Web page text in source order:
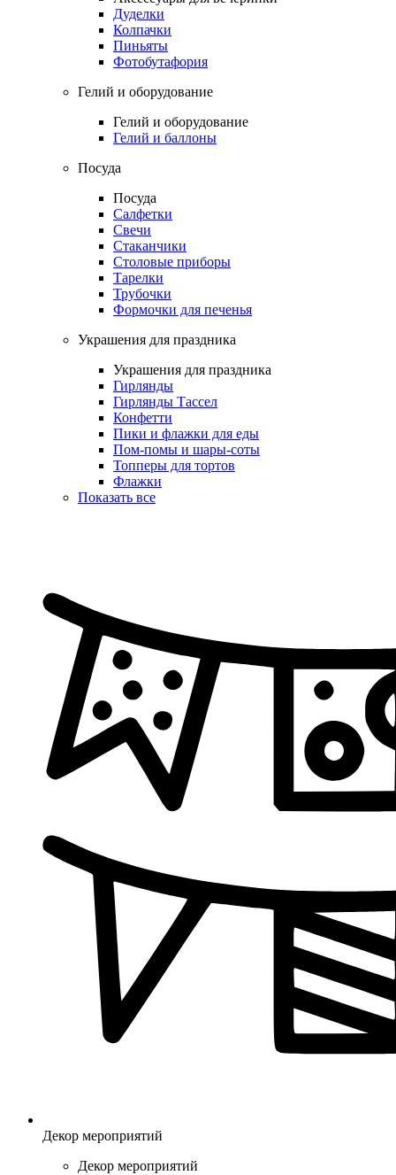
Дуделки
Колпачки
Пиньяты
Фотобутафория
Гелий и оборудование
Гелий и оборудование
Гелий и баллоны
Посуда
Посуда
Салфетки
Свечи
Стаканчики
Столовые приборы
Тарелки
Трубочки
Формочки для печенья
Украшения для праздника
Украшения для праздника
Гирлянды
Гирлянды Тассел
Конфетти
Пики и флажки для еды
Пом-помы и шары-соты
Топперы для тортов
Флажки
Показать все
Декор мероприятий
Декор мероприятий